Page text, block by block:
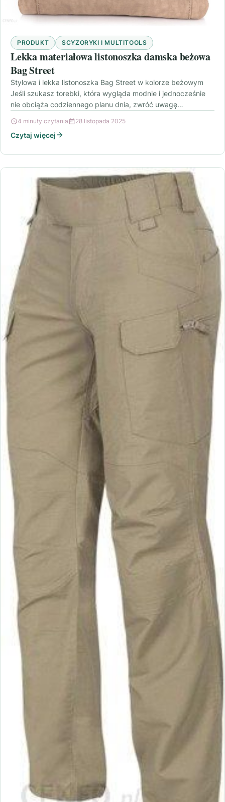
PRODUKT SCYZORYKI I MULTITOOLS
Lekka materiałowa listonoszka damska beżowa
Bag Street
Stylowa i lekka listonoszka Bag Street w kolorze beżowym
Jeśli szukasz torebki, która wygląda modnie i jednocześnie
nie obciąża codziennego planu dnia, zwróć uwagę…
4 minuty czytania 28 listopada 2025
Czytaj więcej